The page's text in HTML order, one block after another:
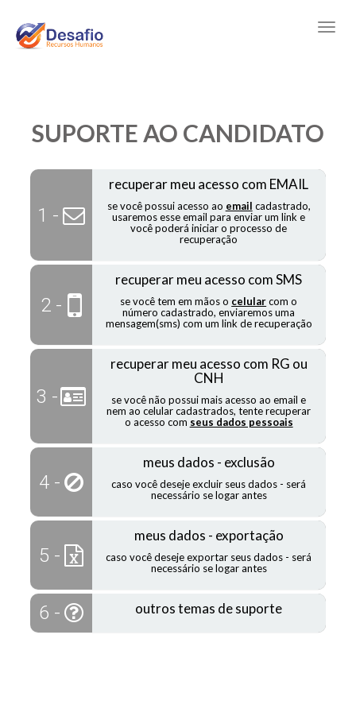
SUPORTE AO CANDIDATO
1 -
recuperar meu acesso com EMAIL
se você possui acesso ao email cadastrado,
usaremos esse email para enviar um link e
você poderá iniciar o processo de
recuperação
2 -
recuperar meu acesso com SMS
se você tem em mãos o celularcom o
número cadastrado, enviaremos uma
mensagem(sms) com um link de recuperação
3 -
recuperar meu acesso com RG ou
CNH
se você não possui mais acesso ao email e
nem ao celular cadastrados, tente recuperar
o acesso com seus dados pessoais
4 -
meus dados - exclusão
caso você deseje excluir seus dados - será
necessário se logar antes
5 -
meus dados - exportação
caso você deseje exportar seus dados - será
necessário se logar antes
6 - outros temas de suporte